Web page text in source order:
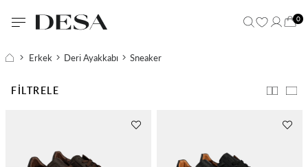
0
Erkek Deri Ayakkabı Sneaker
FILTRELE